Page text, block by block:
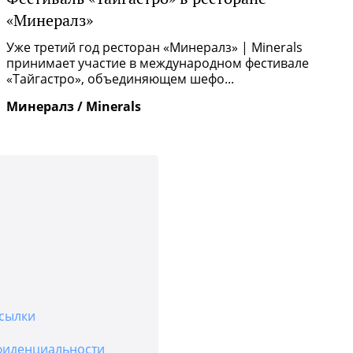
«Минералз»
Уже третий год ресторан «Минералз» | Minerals
принимает участие в международном фестивале
«Тайгастро», объединяющем шефо...
Минералз / Minerals